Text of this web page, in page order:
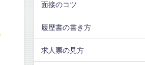
面接のコツ
履歴書の書き方
求人票の見方